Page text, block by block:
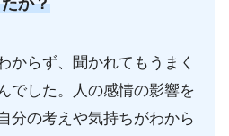
からず、聞かれてもうまく
でした。人の感情の影響を
分の考えや気持ちがわから